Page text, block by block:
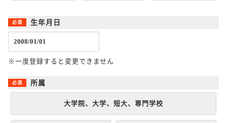
生年月日
※一度登録すると変更できません
所属
大学院、大学、短大、専門学校